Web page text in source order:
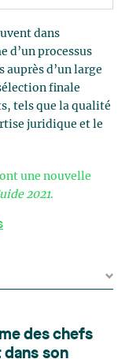
dans
d’un processus
auprès d’un large
finale
tels que la qualité
juridique et le
une nouvelle
2021.
des chefs
dans son